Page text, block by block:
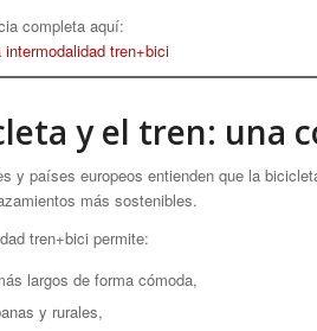
completa aquí:
tren+bici
y el tren: una
y países europeos entienden que la
más sostenibles.
tren+bici permite:
largos de forma cómoda,
y rurales,